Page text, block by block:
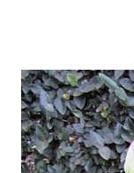
'compridinha' - que
jabuticabeira. Foi aí
Eles nos disseram
angiqueiro. Alguma